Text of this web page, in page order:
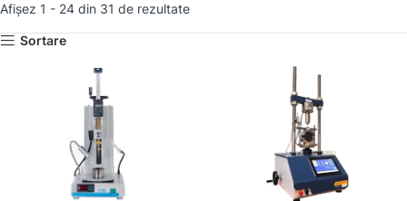
Afișez 1 - 24 din 31 de rezultate
Sortare